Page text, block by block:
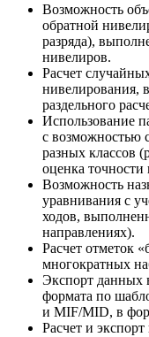
Возможность
обратной
разряда),
нивелиров.
Расчет
нивелирования,
раздельного
Использование
с возможностью
разных классов
оценка точности
Возможность
уравнивания с
ходов,
направлениях).
Расчет отметок
многократных
Экспорт данных
формата по
и MIF/MID, в
Расчет и